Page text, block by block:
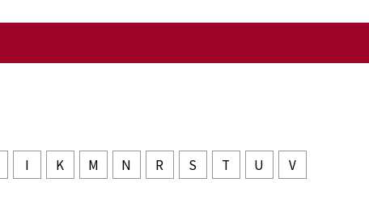
I K M N R S T U
V